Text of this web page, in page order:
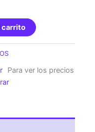
carrito
Para ver los precios